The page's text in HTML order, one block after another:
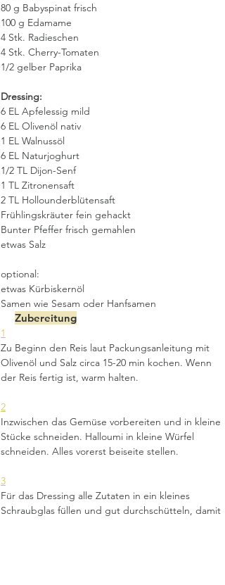
80 g Babyspinat frisch
100 g Edamame
4 Stk. Radieschen
4 Stk. Cherry-Tomaten
1/2 gelber Paprika
Dressing:
6 EL Apfelessig mild
6 EL Olivenöl nativ
1 EL Walnussöl
6 EL Naturjoghurt
1/2 TL Dijon-Senf
1 TL Zitronensaft
2 TL Hollounderblütensaft
Frühlingskräuter fein gehackt
Bunter Pfeffer frisch gemahlen
etwas Salz
optional:
etwas Kürbiskernöl
Samen wie Sesam oder Hanfsamen
Zubereitung
1
Zu Beginn den Reis laut Packungsanleitung mit
Olivenöl und Salz circa 15-20 min kochen. Wenn
der Reis fertig ist, warm halten.
2
Inzwischen das Gemüse vorbereiten und in kleine
Stücke schneiden. Halloumi in kleine Würfel
schneiden. Alles vorerst beiseite stellen.
3
Für das Dressing alle Zutaten in ein kleines
Schraubglas füllen und gut durchschütteln, damit